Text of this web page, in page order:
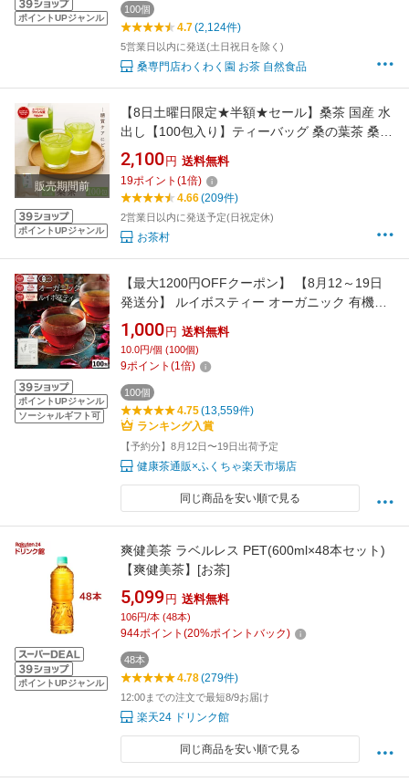
ポイントUPジャンル
100個
4.7(2,124件)
5営業日以内に発送(土日祝日を除く)
桑専門店わくわく園 お茶 自然食品
販売期間前
ポイントUPジャンル
【8日土曜日限定★半額★セール】桑茶 国産 水
出し【100包入り】ティーバッグ 桑の葉茶 桑の
お茶 桑の葉 桑葉 九州産 国産 無添加 大容量 糖
質制限 糖質ケア 健康茶 緑茶 お茶 茶葉 お茶村
2,100 円 送料無料
19ポイント (1倍)
4.66(209件)
2営業日以内に発送予定(日祝定休)
お茶村
ポイントUPジャンル
ソーシャルギフト可
【最大1200円OFFクーポン】 【8月12～19日
発送分】 ルイボスティー オーガニック 有機
JAS 100包 植物由来 ティーバッグ ルイボス茶
福袋 煮出し 水出し アイスティー ハーブティー
お茶 紅茶 美容茶 健康茶 ノンカフェイン ふくち
1,000 円 送料無料
10.0円/個 (100個)
9ポイント (1倍)
100個
4.75(13,559件)
ランキング入賞
【予約分】8月12日〜19日出荷予定
健康茶通販×ふくちゃ楽天市場店
同じ商品を安い順で見る
ポイントUPジャンル
爽健美茶 ラベルレス PET(600ml×48本セット)
【爽健美茶】[お茶]
5,099 円 送料無料
106円/本 (48本)
944ポイント (20%ポイントバック)
48本
4.78(279件)
12:00までの注文で最短8/9お届け
楽天24 ドリンク館
同じ商品を安い順で見る